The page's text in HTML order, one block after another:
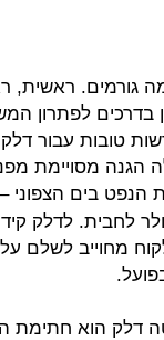
גורמים. ראשית,
בדרכים לפתרון
טובות עבור
הגנה מסויימת
המחיר על 64 דולר
דלק הוא חתימת